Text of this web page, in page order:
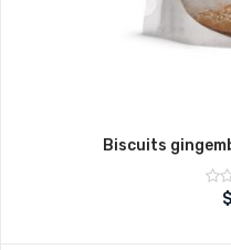
Biscuits
sur
$